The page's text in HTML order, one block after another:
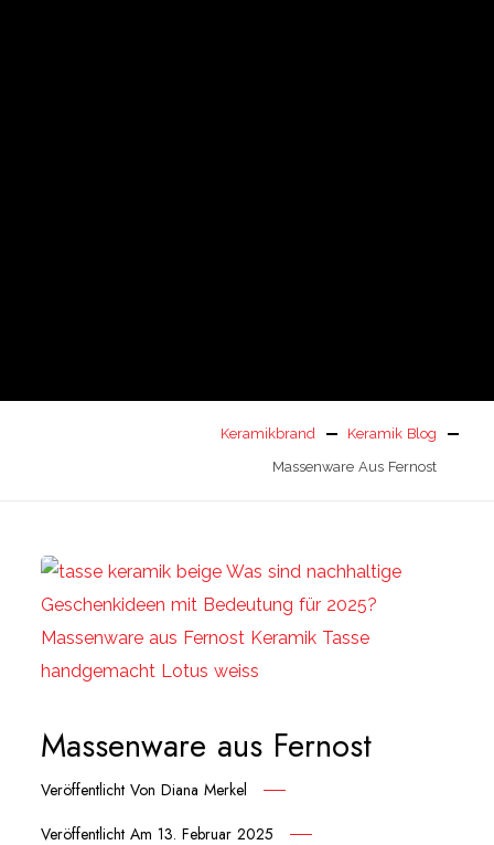
Keramikbrand
Keramik Blog
Massenware Aus Fernost
Massenware aus Fernost
Veröffentlicht VonDiana Merkel
Veröffentlicht Am13. Februar 2025